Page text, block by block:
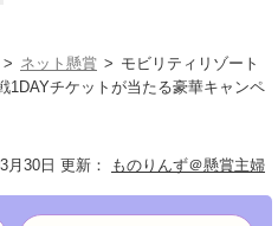
ネット懸賞
モビリティリゾート
1DAYチケットが当たる豪華キャンペ
月30日 更新 ： ものりんず＠懸賞主婦